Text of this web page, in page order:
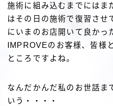
施術に組み込むまでにはま
はその日の施術で復習させ
にいまのお店開いて良かっ
IMPROVEのお客様、皆様
ところですよね。
なんだかんだ私のお世話ま
いう・・・・